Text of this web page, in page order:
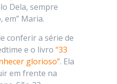
Dela, sempre
em” Maria.
conferir a série de
e o livro “33
glorioso”. Ela
em frente na